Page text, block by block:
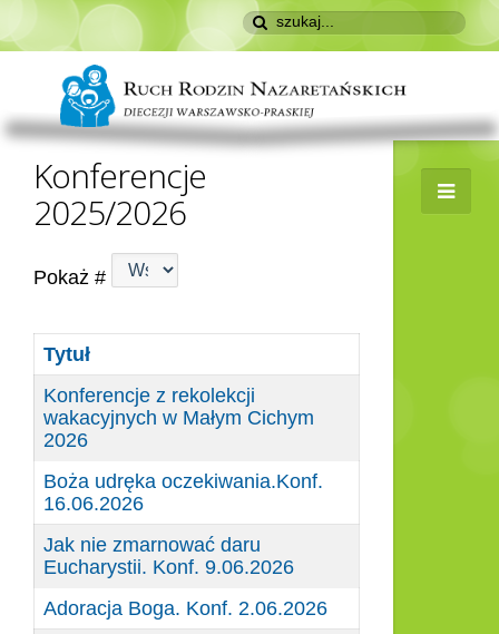
Konferencje
2025/2026
Pokaż #
Tytuł
Konferencje z rekolekcji
wakacyjnych w Małym Cichym
2026
Boża udręka oczekiwania.Konf.
16.06.2026
Jak nie zmarnować daru
Eucharystii. Konf. 9.06.2026
Adoracja Boga. Konf. 2.06.2026